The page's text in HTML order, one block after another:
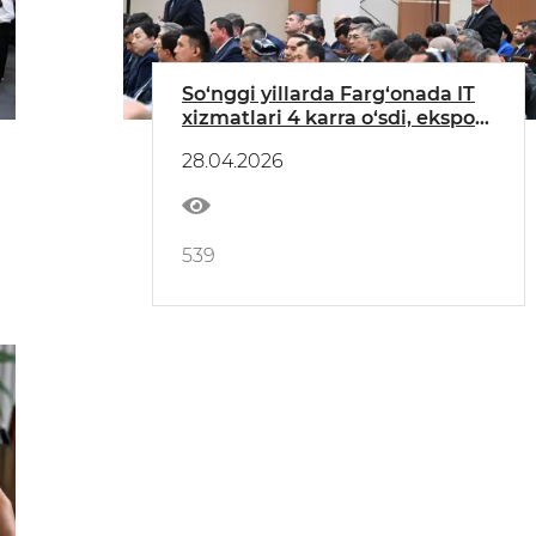
So‘nggi yillarda Farg‘onada IT
xizmatlari 4 karra o‘sdi, eksport
28.04.2026
539